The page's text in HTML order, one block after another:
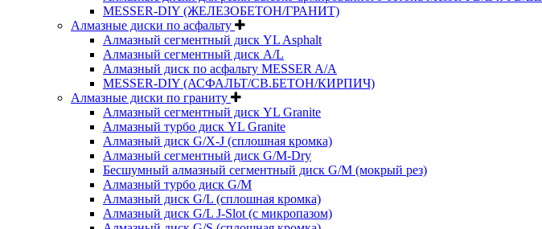
MESSER-DIY (ЖЕЛЕЗОБЕТОН/ГРАНИТ)
Алмазные диски по асфальту
Алмазный сегментный диск YL Asphalt
Алмазный сегментный диск A/L
Алмазный диск по асфальту MESSER A/A
MESSER-DIY (АСФАЛЬТ/СВ.БЕТОН/КИРПИЧ)
Алмазные диски по граниту
Алмазный сегментный диск YL Granite
Алмазный турбо диск YL Granite
Алмазный диск G/X-J (сплошная кромка)
Алмазный сегментный диск G/M-Dry
Бесшумный алмазный сегментный диск G/M (мокрый рез)
Алмазный турбо диск G/M
Алмазный диск G/L (сплошная кромка)
Алмазный диск G/L J-Slot (с микропазом)